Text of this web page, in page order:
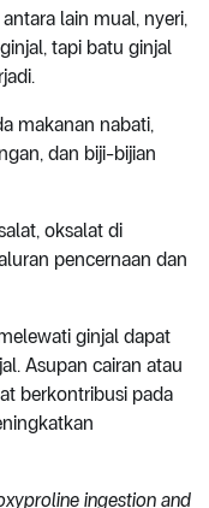
lain mual, nyeri,
tapi batu ginjal
makanan nabati,
dan biji-bijian
oksalat di
pencernaan dan
ginjal dapat
Asupan cairan atau
berkontribusi pada
ingestion and